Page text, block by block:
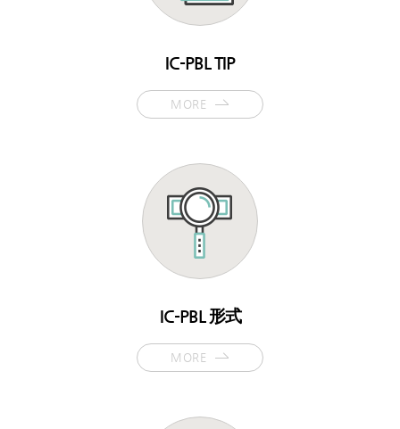
IC-PBL TIP
MORE
IC-PBL 形式
MORE